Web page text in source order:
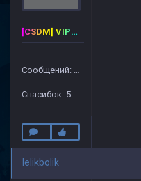
[CSDM] VIP-PREMIUM
Сообщений: 127
Спасибок: 5
lelikbolik